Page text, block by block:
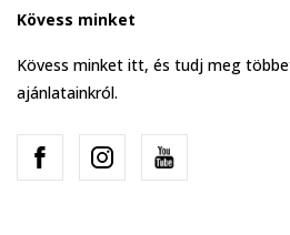
Kövess minket
Kövess minket itt, és tudj meg
ajánlatainkról.